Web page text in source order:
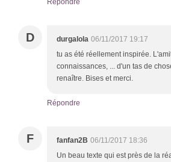
Répondre
D durgalola 06/11/2017 19:17
tu as été réellement inspirée.
connaissances, ... d'un tas de
renaître. Bises et merci.
Répondre
F fanfan2B 06/11/2017 18:36
Un beau texte qui est près de la